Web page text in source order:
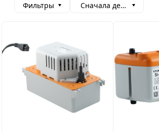
Фильтры Сначала дешевые